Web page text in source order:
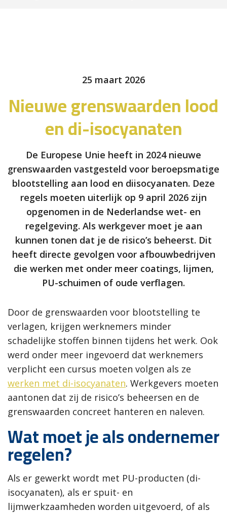
25 maart 2026
Nieuwe grenswaarden lood
en di-isocyanaten
De Europese Unie heeft in 2024 nieuwe
grenswaarden vastgesteld voor beroepsmatige
blootstelling aan lood en diisocyanaten. Deze
regels moeten uiterlijk op 9 april 2026 zijn
opgenomen in de Nederlandse wet- en
regelgeving. Als werkgever moet je aan
kunnen tonen dat je de risico’s beheerst. Dit
heeft directe gevolgen voor afbouwbedrijven
die werken met onder meer coatings, lijmen,
PU-schuimen of oude verflagen.
Door de grenswaarden voor blootstelling te
verlagen, krijgen werknemers minder
schadelijke stoffen binnen tijdens het werk. Ook
werd onder meer ingevoerd dat werknemers
verplicht een cursus moeten volgen als ze
werken met di-isocyanaten. Werkgevers moeten
aantonen dat zij de risico’s beheersen en de
grenswaarden concreet hanteren en naleven.
Wat moet je als ondernemer
regelen?
Als er gewerkt wordt met PU-producten (di-
isocyanaten), als er spuit- en
lijmwerkzaamheden worden uitgevoerd, of als